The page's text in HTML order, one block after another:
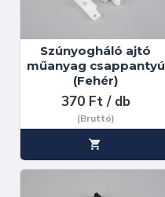
Szúnyogháló ajtó
műanyag csappantyú
(Fehér)
370 Ft / db
(Bruttó)